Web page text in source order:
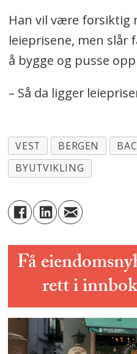
Han vil være forsiktig
leieprisene, men slår
å bygge og pusse
– Så da ligger
VEST BERGEN
BYUTVIKLING
Få
rett i